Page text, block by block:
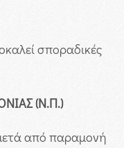
σποραδικές
(Ν.Π.)
από παραμονή